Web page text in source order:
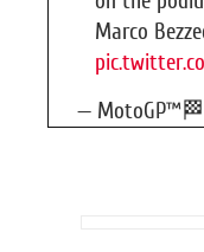
Marco
— MotoGP™🏁